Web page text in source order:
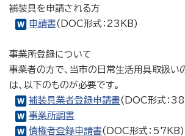
補装具を申請される方
申請書(DOC形式：23KB)
事業所登録について
事業者の方で、当市の日常生活用具取扱い
は、以下のものが必要です。
補装具業者登録申請書(DOC形式：
事業所調書
債権者登録申請書(DOC形式：57KB)